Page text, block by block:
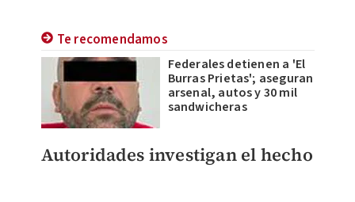
Te recomendamos
Federales detienen a 'El
Burras Prietas'; aseguran
arsenal, autos y 30 mil
sandwicheras
Autoridades investigan el hecho